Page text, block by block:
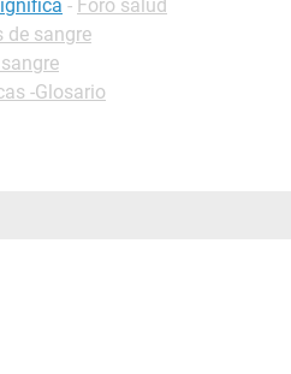
- Foro salud
de sangre
-Glosario